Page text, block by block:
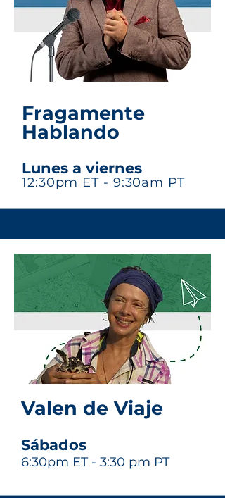
Fragamente
Hablando
Lunes a viernes
12:30pm ET - 9:30am PT
Valen de Viaje
Sábados
6:30pm ET - 3:30 pm PT